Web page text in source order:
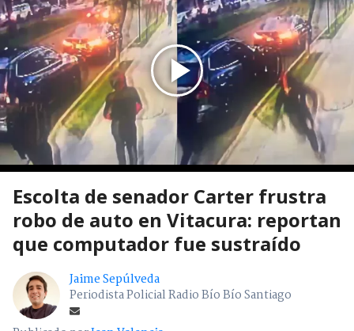
Escolta de senador Carter frustra
robo de auto en Vitacura: reportan
que computador fue sustraído
Jaime Sepúlveda
Periodista Policial Radio Bío Bío Santiago